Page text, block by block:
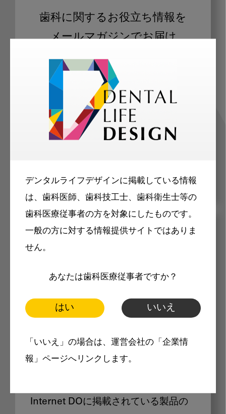
デンタルライフデザインに掲載している情報
は、歯科医師、歯科技工士、歯科衛生士等の
歯科医療従事者の方を対象にしたものです。
一般の方に対する情報提供サイトではありま
せん。
あなたは歯科医療従事者ですか？
はい いいえ
「いいえ」の場合は、運営会社の「企業情
報」ページへリンクします。
歯科に関するお役立ち情報を
メールマガジンでお届け
ご登録いただいた職種（歯科医師、歯
科衛生士、歯科技工士）に合わせた内
容のメールマガジンをお届けします。
メリット
製品価格も閲覧可能
Internet DOに掲載されている製品の